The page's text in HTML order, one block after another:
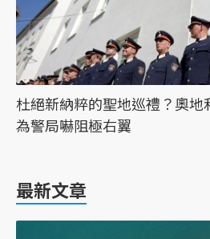
杜絕新納粹的聖地巡禮？奧地
為警局嚇阻極右翼
最新文章